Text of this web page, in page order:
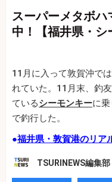
スーパーメタボ
中！【福井県・シ
11月に入って敦賀沖で
れていた。11月末、釣
ているシーモンキーに
で釣行した。
●福井県・敦賀港のリア
TSURINEWS編集部